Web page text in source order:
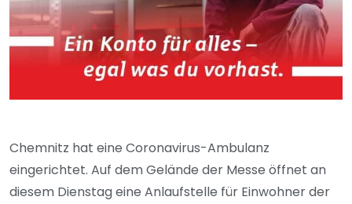
Chemnitz hat eine Coronavirus-Ambulanz
eingerichtet. Auf dem Gelände der Messe öffnet an
diesem Dienstag eine Anlaufstelle für Einwohner der